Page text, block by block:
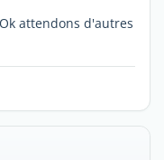
attendons d'autres